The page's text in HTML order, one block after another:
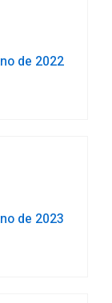
de 2022
de 2023